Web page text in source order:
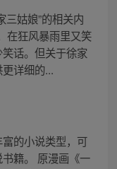
三姑娘”的相关内
在狂风暴雨里又笑
话。但关于徐家
详细的...
的小说类型，可
籍。 原漫画《一